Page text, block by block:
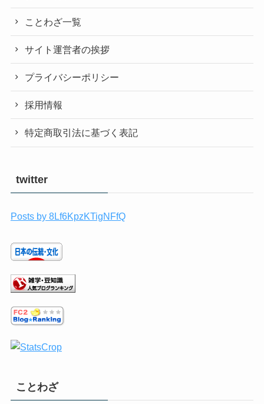
ことわざ一覧
サイト運営者の挨拶
プライバシーポリシー
採用情報
特定商取引法に基づく表記
twitter
Posts by 8Lf6KpzKTigNFfQ
ことわざ